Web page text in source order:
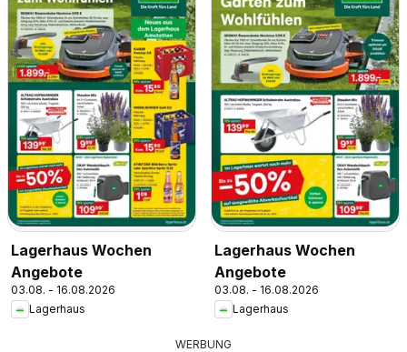
Lagerhaus Wochen
Angebote
03.08. - 16.08.2026
Lagerhaus
Lagerhaus Wochen
Angebote
03.08. - 16.08.2026
Lagerhaus
WERBUNG